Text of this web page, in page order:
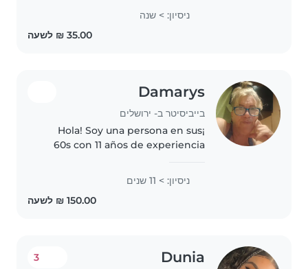
ניסיון: > שנה
Damarys
בייביסיטר ב- ירושלים
¡Hola! Soy una persona en sus
60s con 11 años de experiencia
necesidades especiales,
incluyendo asma, retraso en el
ניסיון: > 11 שנים
Dunia
3